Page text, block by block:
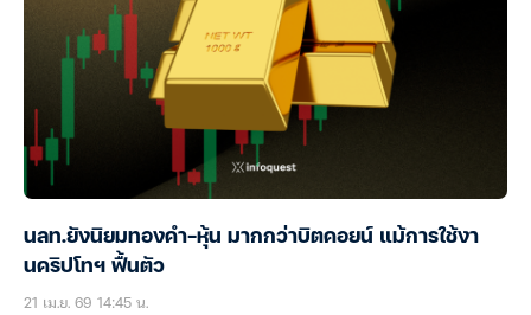
นลท.ยังนิยมทองคำ-หุ้น มากกว่าบิตคอยน์ แม้การใช้งา
นคริปโทฯ ฟื้นตัว
21 เม.ย. 69 14:45 น.